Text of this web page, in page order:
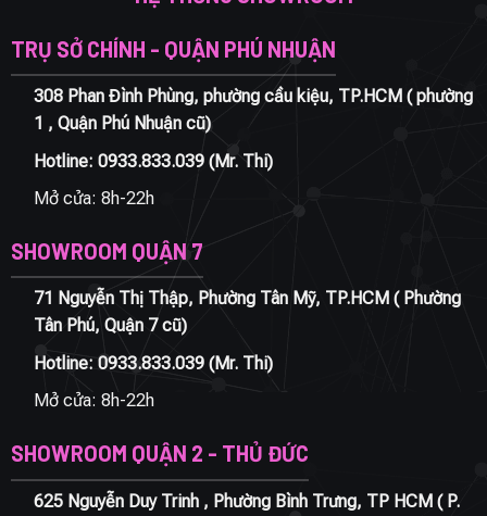
TRỤ SỞ CHÍNH - QUẬN PHÚ NHUẬN
308 Phan Đình Phùng, phường cầu kiệu, TP.HCM ( phường
1 , Quận Phú Nhuận cũ)
Hotline: 0933.833.039(Mr. Thi)
Mở cửa: 8h-22h
SHOWROOM QUẬN 7
71 Nguyễn Thị Thập, Phường Tân Mỹ, TP.HCM ( Phường
Tân Phú, Quận 7 cũ)
Hotline: 0933.833.039(Mr. Thi)
Mở cửa: 8h-22h
SHOWROOM QUẬN 2 - THỦ ĐỨC
625 Nguyễn Duy Trinh , Phường Bình Trưng, TP HCM ( P.